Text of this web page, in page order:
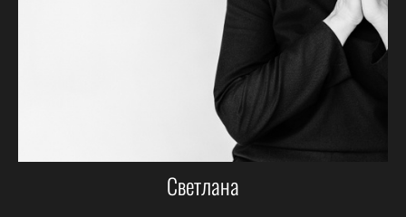
Светлана